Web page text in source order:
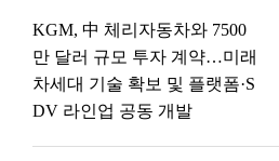
KGM, 中 체리자동차와 7500
만 달러 규모 투자 계약…미래
차세대 기술 확보 및 플랫폼·S
DV 라인업 공동 개발